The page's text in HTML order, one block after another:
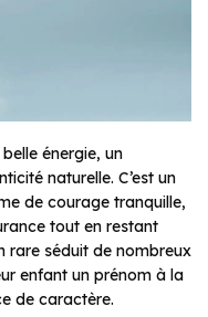
énergie, un
naturelle. C’est un
de courage tranquille,
tout en restant
rare séduit de nombreux
enfant un prénom à la
de caractère.